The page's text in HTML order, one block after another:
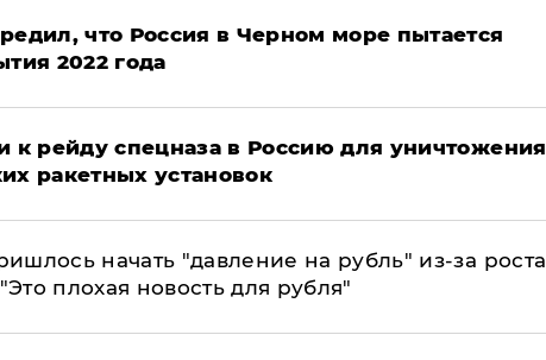
что Россия в Черном море пытается
2022 года
к рейду спецназа в Россию для уничтожения
ракетных установок
начать "давление на рубль" из-за роста
плохая новость для рубля"